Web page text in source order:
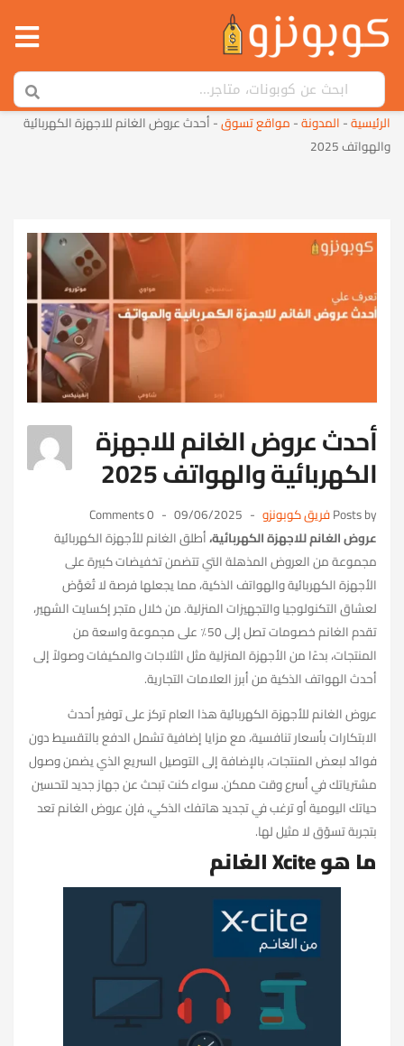
الرئيسية-المدونة-مواقع تسوق-أحدث عروض الغانم للاجهزة الكهربائية
والهواتف 2025
أحدث عروض الغانم للاجهزة
الكهربائية والهواتف 2025
Posts byفريق كوبونزو 09/06/2025
0 Comments
عروض الغانم للاجهزة الكهربائية،أطلق الغانم للأجهزة الكهربائية
مجموعة من العروض المذهلة التي تتضمن تخفيضات كبيرة على
الأجهزة الكهربائية والهواتف الذكية، مما يجعلها فرصة لا تُعَوَّض
لعشاق التكنولوجيا والتجهيزات المنزلية. من خلال متجر إكسايت الشهير،
تقدم الغانم خصومات تصل إلى 50٪ على مجموعة واسعة من
المنتجات، بدءًا من الأجهزة المنزلية مثل الثلاجات والمكيفات وصولاً إلى
أحدث الهواتف الذكية من أبرز العلامات التجارية.
عروض الغانم للأجهزة الكهربائية هذا العام تركز على توفير أحدث
الابتكارات بأسعار تنافسية، مع مزايا إضافية تشمل الدفع بالتقسيط دون
فوائد لبعض المنتجات، بالإضافة إلى التوصيل السريع الذي يضمن وصول
مشترياتك في أسرع وقت ممكن. سواء كنت تبحث عن جهاز جديد لتحسين
حياتك اليومية أو ترغب في تجديد هاتفك الذكي، فإن عروض الغانم تعد
بتجربة تسوّق لا مثيل لها.
ما هو Xcite الغانم